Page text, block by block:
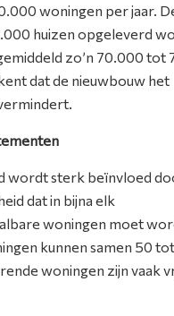
woningen per jaar.
huizen opgeleverd
zo’n 70.000 tot
dat de nieuwbouw het
wordt sterk beïnvloed
dat in bijna elk
woningen moet
kunnen samen 50
woningen zijn vaak